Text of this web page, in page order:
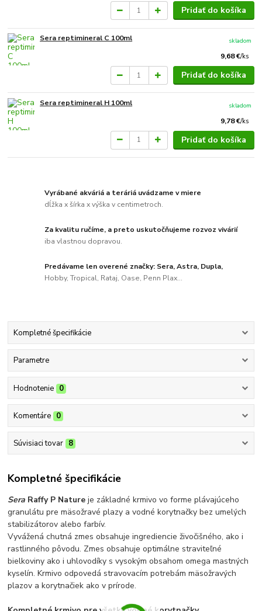
Pridať do košíka
Sera reptimineral C 100ml
9,68 €/ks
skladom
Pridať do košíka
Sera reptimineral H 100ml
9,78 €/ks
skladom
Pridať do košíka
Vyrábané akváriá a teráriá uvádzame v miere
dĺžka x šírka x výška v centimetroch.
Za kvalitu ručíme, a preto uskutočňujeme rozvoz vivárií
iba vlastnou dopravou.
Predávame len overené značky: Sera, Astra, Dupla,
Hobby, Tropical, Rataj, Oase, Penn Plax...
Kompletné špecifikácie
Parametre
Hodnotenie 0
Komentáre 0
Súvisiaci tovar 8
Kompletné špecifikácie
Sera Raffy P Nature je základné krmivo vo forme plávajúceho
granulátu pre mäsožravé plazy a vodné korytnačky bez umelých
stabilizátorov alebo farbív.
Vyvážená chutná zmes obsahuje ingrediencie živočišného, ako i
rastlinného pôvodu. Zmes obsahuje optimálne straviteľné
bielkoviny ako i uhlovodíky s vysokým obsahom omega mastných
kyselín. Krmivo odpovedá stravovacím potrebám mäsožravých
plazov a korytnačiek ako v prírode.